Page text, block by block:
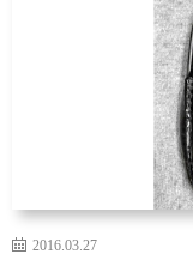
2016.03.27